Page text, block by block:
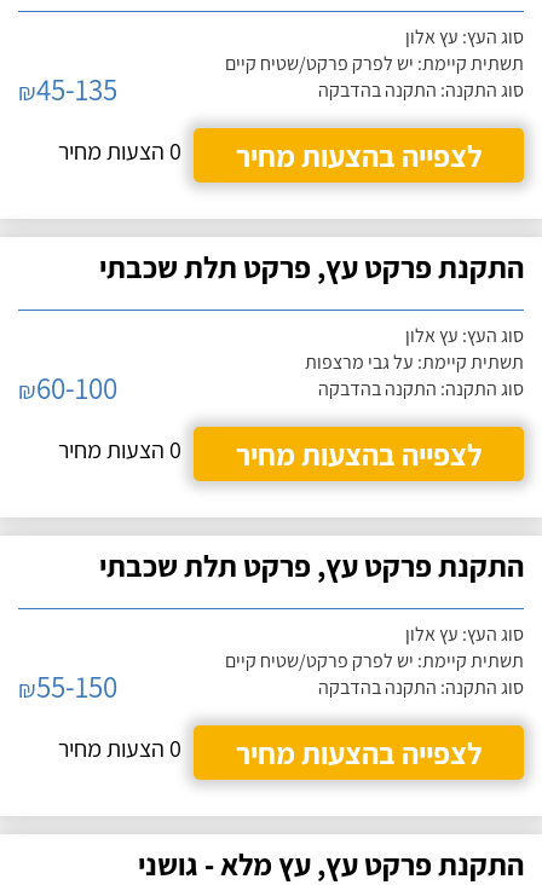
סוג העץ: עץ אלון
תשתית קיימת: יש לפרק פרקט/שטיח קיים
סוג התקנה: התקנה בהדבקה
₪45-135
לצפייה בהצעות מחיר
0 הצעות מחיר
התקנת פרקט עץ, פרקט תלת שכבתי
סוג העץ: עץ אלון
תשתית קיימת: על גבי מרצפות
סוג התקנה: התקנה בהדבקה
₪60-100
לצפייה בהצעות מחיר
0 הצעות מחיר
התקנת פרקט עץ, פרקט תלת שכבתי
סוג העץ: עץ אלון
תשתית קיימת: יש לפרק פרקט/שטיח קיים
סוג התקנה: התקנה בהדבקה
₪55-150
לצפייה בהצעות מחיר
0 הצעות מחיר
התקנת פרקט עץ, עץ מלא - גושני